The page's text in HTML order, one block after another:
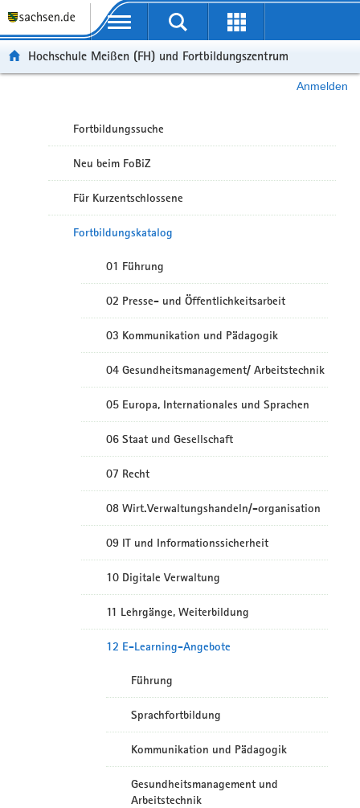
Portalübergreifende Navigation
Hochschule Meißen (FH) und Fortbildungszentrum
Anmelden
Fortbildungssuche
Neu beim FoBiZ
Für Kurzentschlossene
Fortbildungskatalog
01 Führung
02 Presse- und Öffentlichkeitsarbeit
03 Kommunikation und Pädagogik
04 Gesundheitsmanagement/ Arbeitstechnik
05 Europa, Internationales und Sprachen
06 Staat und Gesellschaft
07 Recht
08 Wirt.Verwaltungshandeln/-organisation
09 IT und Informationssicherheit
10 Digitale Verwaltung
11 Lehrgänge, Weiterbildung
12 E-Learning-Angebote
Führung
Sprachfortbildung
Kommunikation und Pädagogik
Gesundheitsmanagement und
Arbeitstechnik